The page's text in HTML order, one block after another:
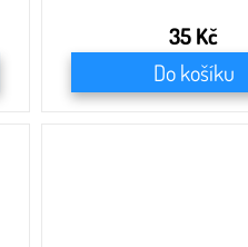
35 Kč
Do košíku